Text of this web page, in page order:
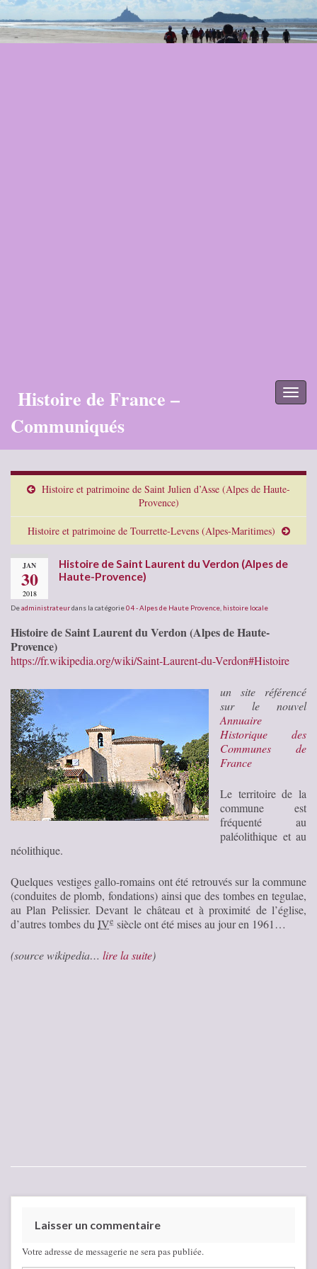
Histoire de France –
Communiqués
Histoire et patrimoine de Saint Julien d’Asse (Alpes de Haute-
Provence)
Histoire et patrimoine de Tourrette-Levens (Alpes-Maritimes)
JAN
30
2018
Histoire de Saint Laurent du Verdon (Alpes de
Haute-Provence)
Deadministrateurdans la catégorie04 - Alpes de Haute Provence histoire locale
Histoire de Saint Laurent du Verdon (Alpes de Haute-
Provence)
https://fr.wikipedia.org/wiki/Saint-Laurent-du-Verdon#Histoire
un site référencé
sur le nouvel
Annuaire
Historique des
Communes de
France
Le territoire de la
commune est
fréquenté au
paléolithique et au
néolithique.
Quelques vestiges gallo-romains ont été retrouvés sur la commune
(conduites de plomb, fondations) ainsi que des tombes en tegulae,
au Plan Pelissier. Devant le château et à proximité de l’église,
d’autres tombes du IVe siècle ont été mises au jour en 1961…
(source wikipedia… lire la suite)
Laisser un commentaire
Votre adresse de messagerie ne sera pas publiée.